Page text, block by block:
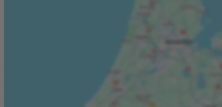
en oppervlakten zijn indicatief. Van toepassing zijn de NVM
voorwaarden. * Heeft u vragen of wenst u een bezichtiging? Neem
beperkingen bij het uitvoeren van de meting.